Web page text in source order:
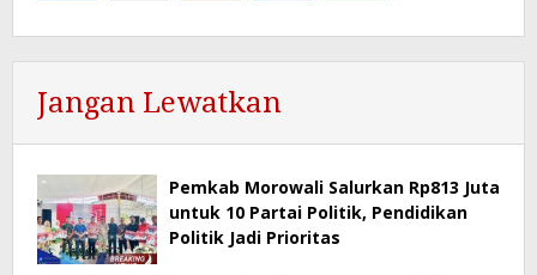
Jangan Lewatkan
Pemkab Morowali Salurkan Rp813 Juta
untuk 10 Partai Politik, Pendidikan
Politik Jadi Prioritas